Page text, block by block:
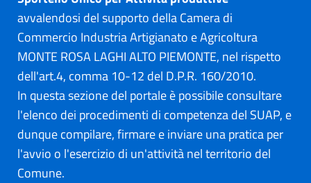
avvalendosi del supporto della Camera di
Commercio Industria Artigianato e Agricoltura
MONTE ROSA LAGHI ALTO PIEMONTE, nel rispetto
dell'art.4, comma 10-12 del D.P.R. 160/2010.
In questa sezione del portale è possibile consultare
l'elenco dei procedimenti di competenza del SUAP, e
dunque compilare, firmare e inviare una pratica per
l'avvio o l'esercizio di un'attività nel territorio del
Comune.